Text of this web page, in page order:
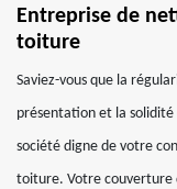
Entreprise de
toiture
Saviez-vous que la
présentation et la
société digne de votre
toiture. Votre couverture